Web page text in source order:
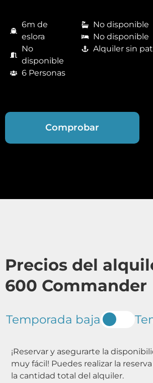
6m de
eslora
No
disponible
6 Personas
No disponible
No disponible
Alquiler sin
Comprobar
Precios del
600 Commander
Temporada baja
¡Reservar y asegurarte la
muy fácil! Puedes realizar la
la cantidad total del alquiler.